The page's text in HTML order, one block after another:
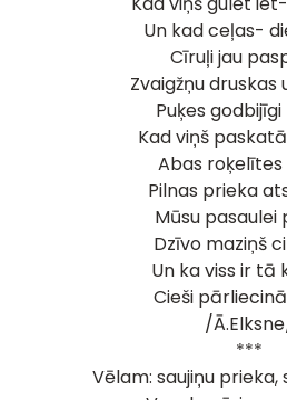
Un kad ceļas-
Cīruļi jau
Zvaigžņu druskas
Puķes
Kad viņš
Abas
Pilnas prieka
Mūsu pasaulei
Dzīvo maziņš
Un ka viss ir tā
Cieši
/
***
Vēlam: saujiņu prieka,